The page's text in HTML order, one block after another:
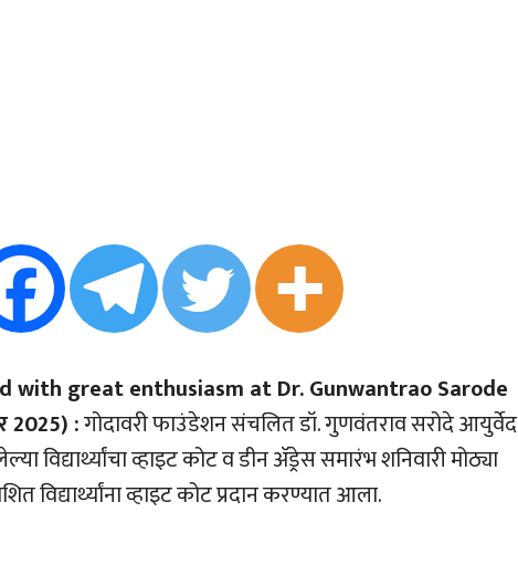
with great enthusiasm at Dr. Gunwantrao Sarode
2025) :गोदावरी फाउंडेशन संचलित डॉ. गुणवंतराव सरोदे आयुर्वेद
विद्यार्थ्यांचा व्हाइट कोट व डीन अ‍ॅड्रेस समारंभ शनिवारी मोठ्या
विद्यार्थ्यांना व्हाइट कोट प्रदान करण्यात आला.